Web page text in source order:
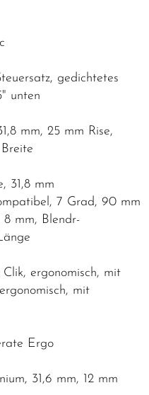
gedichtetes
unten
mm, 25 mm Rise,
31,8 mm
7 Grad, 90 mm
mm, Blendr-
ergonomisch, mit
mit
Ergo
31,6 mm, 12 mm